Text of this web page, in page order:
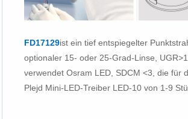
FD17129ist ein tief entspiegelter
optionaler 15- oder 25-Grad-Linse,
verwendet Osram LED, SDCM <3, die für
Plejd Mini-LED-Treiber LED-10 von 1-9